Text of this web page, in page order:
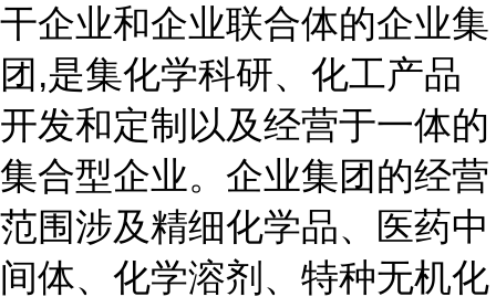
干企业和企业联合体的企业集
团,是集化学科研、化工产品
开发和定制以及经营于一体的
集合型企业。企业集团的经营
范围涉及精细化学品、医药中
间体、化学溶剂、特种无机化